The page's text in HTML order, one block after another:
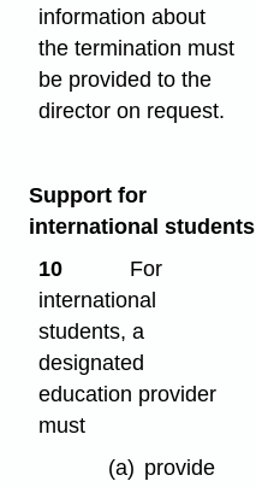
information about
the termination must
be provided to the
director on request.
Support for
international students
10
For
international
students, a
designated
education provider
must
(a) provide